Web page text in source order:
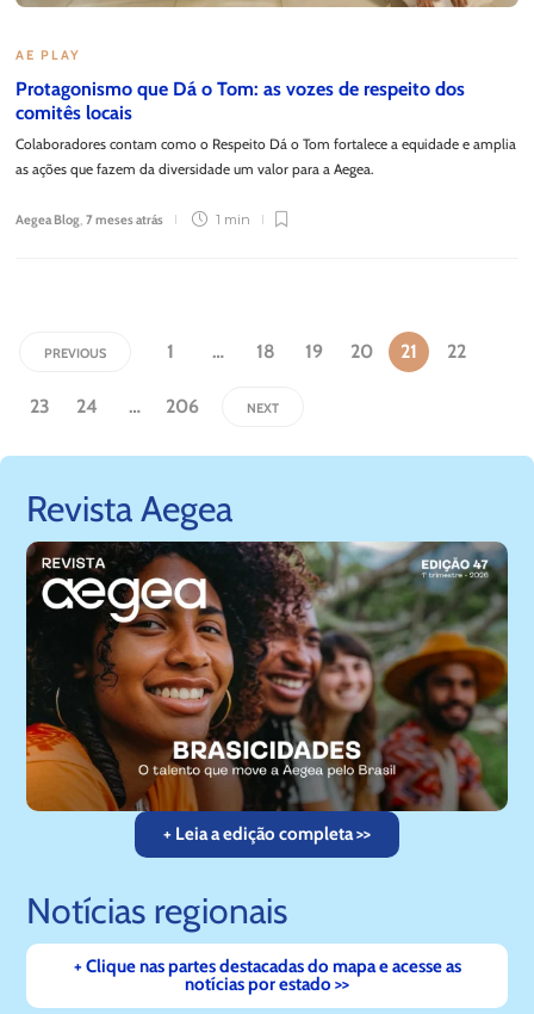
AE PLAY
Protagonismo que Dá o Tom: as vozes de respeito dos
comitês locais
Colaboradores contam como o Respeito Dá o Tom fortalece a equidade e amplia
as ações que fazem da diversidade um valor para a Aegea.
Aegea Blog,7 meses atrás 1 min
PREVIOUS 1 … 18 19 20 21 22
23 24 … 206 NEXT
Revista Aegea
+ Leia a edição completa >>
Notícias regionais
+ Clique nas partes destacadas do mapa e acesse as
notícias por estado >>